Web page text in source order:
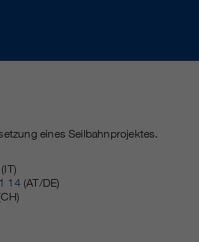
eines Seilbahnprojektes.
(IT)
14(AT/DE)